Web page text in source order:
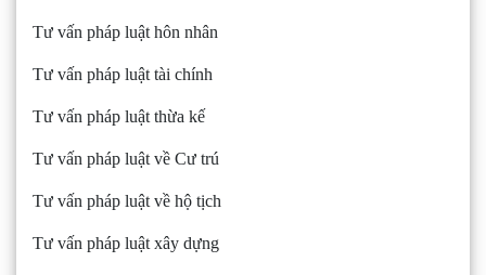
Tư vấn pháp luật hôn nhân
Tư vấn pháp luật tài chính
Tư vấn pháp luật thừa kế
Tư vấn pháp luật về Cư trú
Tư vấn pháp luật về hộ tịch
Tư vấn pháp luật xây dựng